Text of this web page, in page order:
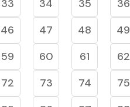
33 34 35 36
46 47 48 49
59 60 61 62
72 73 74 75